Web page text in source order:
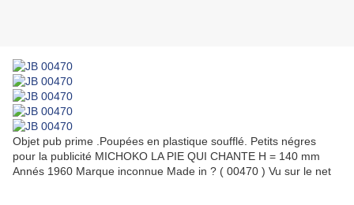
Objet pub prime .Poupées en plastique soufflé. Petits négres
pour la publicité MICHOKO LA PIE QUI CHANTE H = 140 mm
Annés 1960 Marque inconnue Made in ? ( 00470 ) Vu sur le net